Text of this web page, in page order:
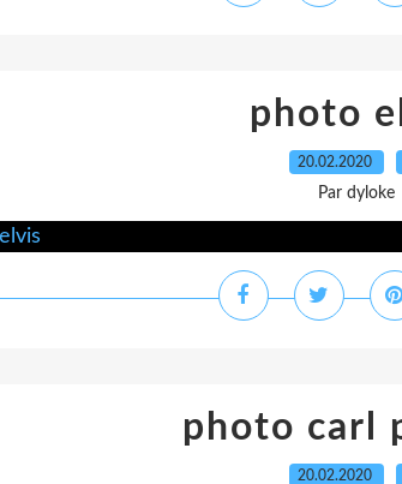
photo
20.02.2020
Par dyloke
photo carl
20.02.2020